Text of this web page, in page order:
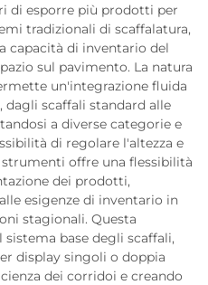
di esporre più prodotti per
tradizionali di scaffalatura,
capacità di inventario del
sul pavimento. La natura
un'integrazione fluida
scaffali standard alle
a diverse categorie e
di regolare l'altezza e
offre una flessibilità
dei prodotti,
esigenze di inventario in
stagionali. Questa
base degli scaffali,
display singoli o doppia
dei corridoi e creando